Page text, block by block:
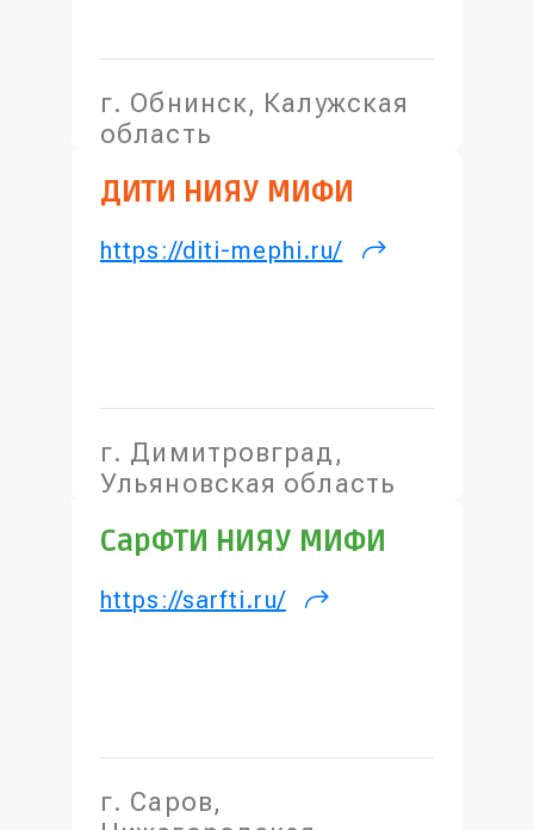
г. Обнинск, Калужская
область
ДИТИ НИЯУ МИФИ
https://diti-mephi.ru/
(внешняя
г. Димитровград,
Ульяновская область
СарФТИ НИЯУ МИФИ
https://sarfti.ru/
(внешняя
г. Саров,